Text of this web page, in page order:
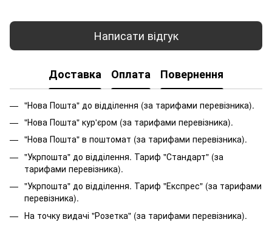
Написати відгук
Доставка Оплата Повернення
"Нова Пошта" до відділення (за тарифами перевізника).
"Нова Пошта" кур'єром (за тарифами перевізника).
"Нова Пошта" в поштомат (за тарифами перевізника).
"Укрпошта" до відділення. Тариф "Стандарт" (за
тарифами перевізника).
"Укрпошта" до відділення. Тариф "Експрес" (за тарифами
перевізника).
На точку видачі "Розетка" (за тарифами перевізника).